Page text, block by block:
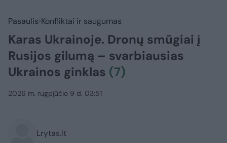
Pasaulis Konfliktai ir saugumas
Karas Ukrainoje. Dronų smūgiai į
Rusijos gilumą – svarbiausias
Ukrainos ginklas (7)
2026 m. rugpjūčio 9 d. 03:51
Lrytas.lt